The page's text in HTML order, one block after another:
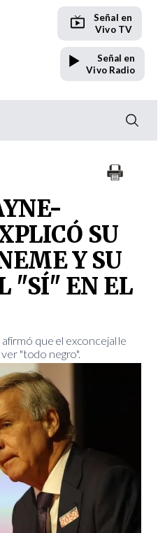
Señal en
Vivo TV
Señal en
Vivo Radio
SU
Y SU
"SÍ" EN EL
que el exconcejal le
"todo negro".